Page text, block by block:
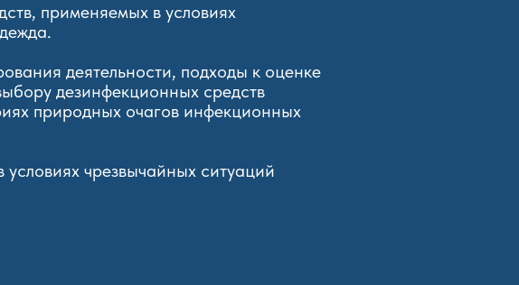
применяемых в условиях
деятельности, подходы к оценке
дезинфекционных средств
природных очагов инфекционных
чрезвычайных ситуаций